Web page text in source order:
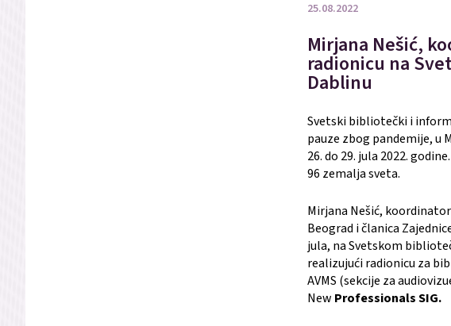
25.08.2022
Mirjana Nešić,
radionicu na
Dablinu
Svetski bibliotečki i
pauze zbog pandemije, u
26. do 29. jula 2022.
96 zemalja sveta.
Mirjana Nešić,
Beograd i članica
jula, na Svetskom
realizujući radionicu za
AVMS (sekcije za
New Professionals SIG.